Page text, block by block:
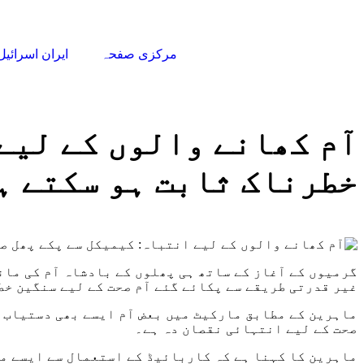
مرکزی صفحہ ایران
آم کھانے والوں کے
خطرناک ثابت ہو سکتے
گرمیوں کے آغاز کے ساتھ ہی پھلوں کے بادشاہ آم کی
غیر قدرتی طریقے سے پکائے گئے آم صحت کے لیے سنگین
ماہرین کے مطابق مارکیٹ میں بعض آم ایسے بھی
صحت کے لیے انتہائی نقصان دہ ہے۔
ماہرین کا کہنا ہے کہ کاربائیڈ کے استعمال سے ایسے